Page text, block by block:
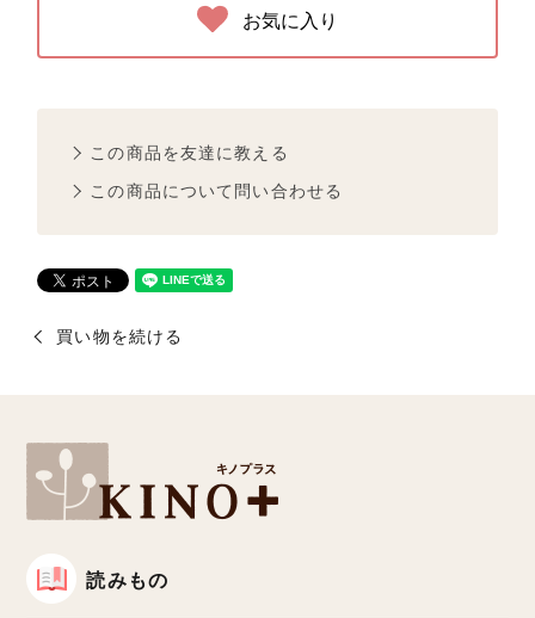
お気に入り
この商品を友達に教える
この商品について問い合わせる
買い物を続ける
読みもの